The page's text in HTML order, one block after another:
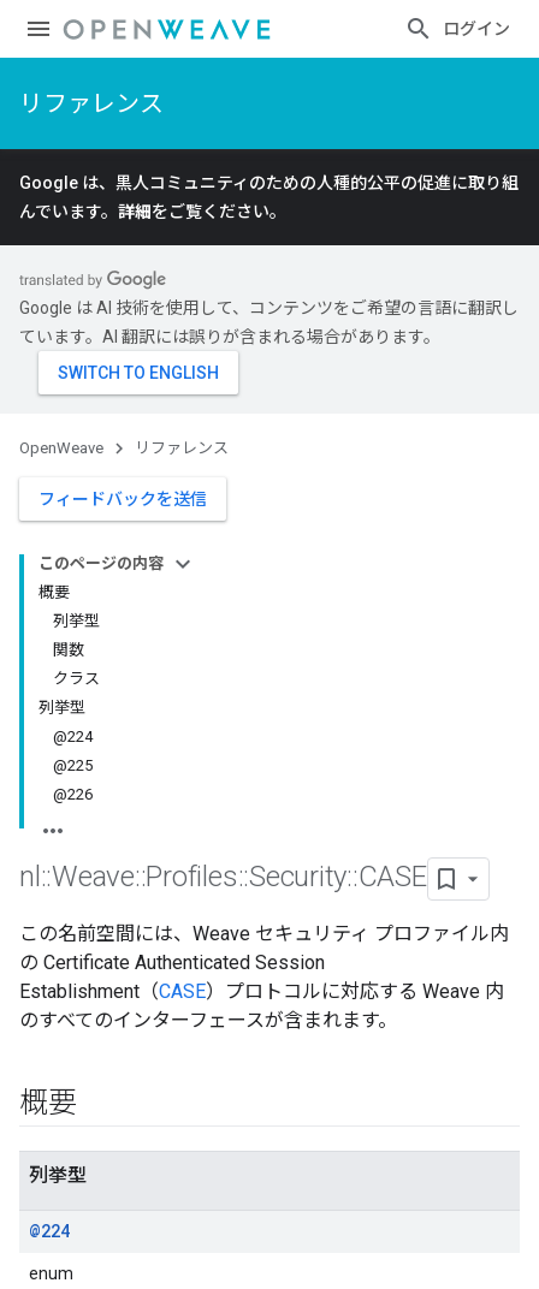
ログイン
リファレンス
Google は、黒人コミュニティのための人種的公平の促進に取り組
んでいます。 詳細をご覧ください。
Google は AI 技術を使用して、コンテンツをご希望の言語に翻訳し
ています。AI 翻訳には誤りが含まれる場合があります。
OpenWeave リファレンス
フィードバックを送信
このページの内容
概要
列挙型
関数
クラス
列挙型
@224
@225
@226
nl ::Weave::Profiles::Security::CASE
この名前空間には、Weave セキュリティ プロファイル内
の Certificate Authenticated Session
Establishment（CASE）プロトコルに対応する Weave 内
のすべてのインターフェースが含まれます。
概要
列挙型
@224
enum